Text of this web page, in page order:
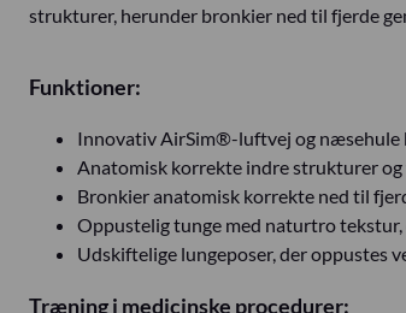
strukturer, herunder bronkier ned til fjerde
Funktioner:
Innovativ AirSim®-luftvej og næsehule
Anatomisk korrekte indre strukturer
Bronkier anatomisk korrekte ned til
Oppustelig tunge med naturtro tekstur,
Udskiftelige lungeposer, der oppustes
Træning i medicinske procedurer: